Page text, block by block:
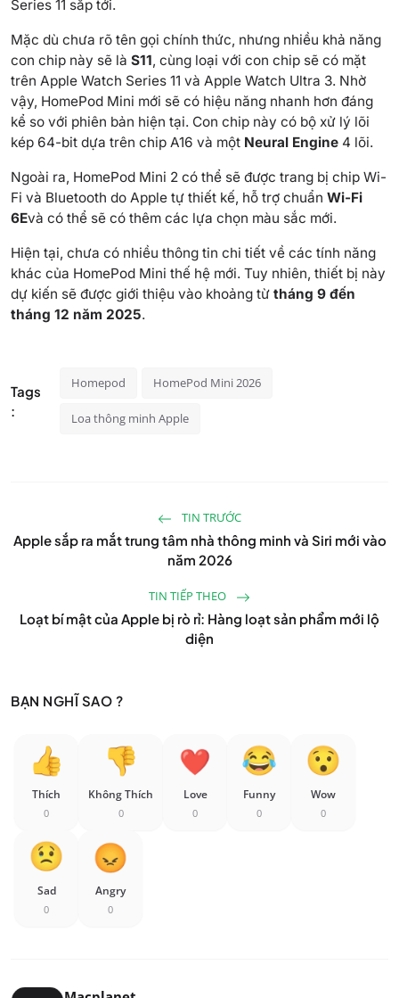
Series 11 sắp tới.
Mặc dù chưa rõ tên gọi chính thức, nhưng nhiều khả năng
con chip này sẽ là S11, cùng loại với con chip sẽ có mặt
trên Apple Watch Series 11 và Apple Watch Ultra 3. Nhờ
vậy, HomePod Mini mới sẽ có hiệu năng nhanh hơn đáng
kể so với phiên bản hiện tại. Con chip này có bộ xử lý lõi
kép 64-bit dựa trên chip A16 và một Neural Engine 4 lõi.
Ngoài ra, HomePod Mini 2 có thể sẽ được trang bị chip Wi-
Fi và Bluetooth do Apple tự thiết kế, hỗ trợ chuẩn Wi-Fi
6Evà có thể sẽ có thêm các lựa chọn màu sắc mới.
Hiện tại, chưa có nhiều thông tin chi tiết về các tính năng
khác của HomePod Mini thế hệ mới. Tuy nhiên, thiết bị này
dự kiến sẽ được giới thiệu vào khoảng từ tháng 9 đến
tháng 12 năm 2025.
Tags
:
Homepod HomePod Mini 2026
Loa thông minh Apple
TIN TRƯỚC
Apple sắp ra mắt trung tâm nhà thông minh và Siri mới vào
năm 2026
TIN TIẾP THEO
Loạt bí mật của Apple bị rò rỉ: Hàng loạt sản phẩm mới lộ
diện
BẠN NGHĨ SAO ?
Thích
0
Không Thích
0
Love
0
Funny
0
Wow
0
Sad
0
Angry
0